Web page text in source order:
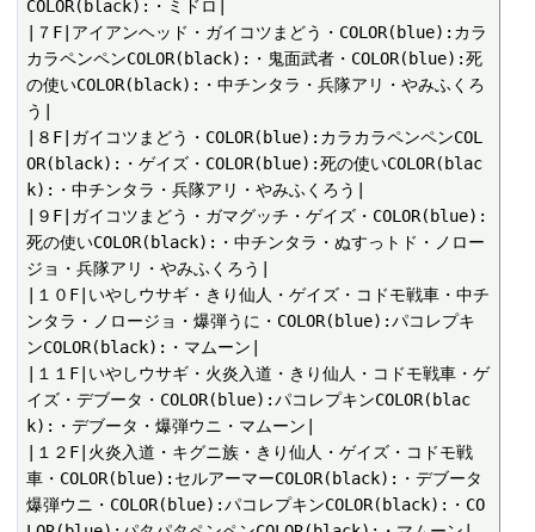
COLOR(black):・ミドロ|
|７F|アイアンヘッド・ガイコツまどう・COLOR(blue):カラ
カラペンペンCOLOR(black):・鬼面武者・COLOR(blue):死
の使いCOLOR(black):・中チンタラ・兵隊アリ・やみふくろ
う|
|８F|ガイコツまどう・COLOR(blue):カラカラペンペンCOL
OR(black):・ゲイズ・COLOR(blue):死の使いCOLOR(blac
k):・中チンタラ・兵隊アリ・やみふくろう|
|９F|ガイコツまどう・ガマグッチ・ゲイズ・COLOR(blue):
死の使いCOLOR(black):・中チンタラ・ぬすっトド・ノロー
ジョ・兵隊アリ・やみふくろう|
|１０F|いやしウサギ・きり仙人・ゲイズ・コドモ戦車・中チ
ンタラ・ノロージョ・爆弾うに・COLOR(blue):パコレプキ
ンCOLOR(black):・マムーン|
|１１F|いやしウサギ・火炎入道・きり仙人・コドモ戦車・ゲ
イズ・デブータ・COLOR(blue):パコレプキンCOLOR(blac
k):・デブータ・爆弾ウニ・マムーン|
|１２F|火炎入道・キグニ族・きり仙人・ゲイズ・コドモ戦
車・COLOR(blue):セルアーマーCOLOR(black):・デブータ
爆弾ウニ・COLOR(blue):パコレプキンCOLOR(black):・CO